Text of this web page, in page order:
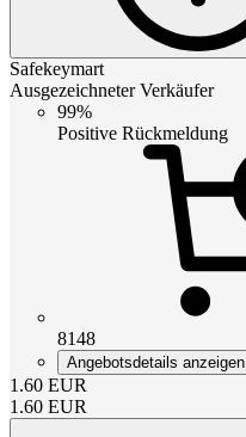
Safekeymart
Ausgezeichneter Verkäufer
99%
Positive Rückmeldung
8148
Angebotsdetails anzeigen
1.60 EUR
1.60 EUR